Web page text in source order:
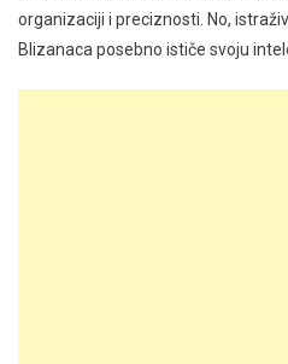
organizaciji i preciznosti. No,
Blizanaca posebno ističe svoju